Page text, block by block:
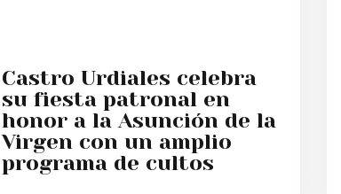
Castro Urdiales celebra
su fiesta patronal en
honor a la Asunción de la
Virgen con un amplio
programa de cultos